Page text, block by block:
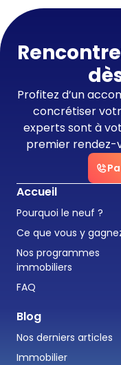
Profitez d’un
concrétiser
experts sont à
premier rendez-
Accueil
Pourquoi le neuf ?
Ce que vous y
Nos programmes
immobiliers
FAQ
Blog
Nos derniers articles
Immobilier